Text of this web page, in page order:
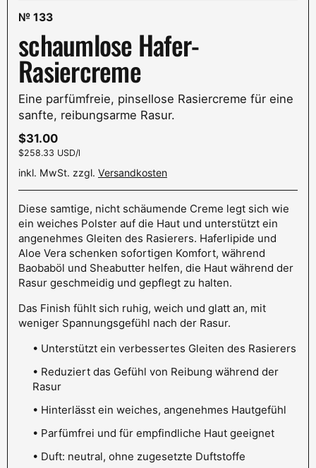
№ 133
schaumlose Hafer-
Rasiercreme
Eine parfümfreie, pinsellose Rasiercreme für eine
sanfte, reibungsarme Rasur.
Preis:
$31.00
Stückpreis:
$258.33 USD/l
inkl. MwSt. zzgl. Versandkosten
Diese samtige, nicht schäumende Creme legt sich wie
ein weiches Polster auf die Haut und unterstützt ein
angenehmes Gleiten des Rasierers. Haferlipide und
Aloe Vera schenken sofortigen Komfort, während
Baobaböl und Sheabutter helfen, die Haut während der
Rasur geschmeidig und gepflegt zu halten.
Das Finish fühlt sich ruhig, weich und glatt an, mit
weniger Spannungsgefühl nach der Rasur.
• Unterstützt ein verbessertes Gleiten des Rasierers
• Reduziert das Gefühl von Reibung während der
Rasur
• Hinterlässt ein weiches, angenehmes Hautgefühl
• Parfümfrei und für empfindliche Haut geeignet
• Duft: neutral, ohne zugesetzte Duftstoffe